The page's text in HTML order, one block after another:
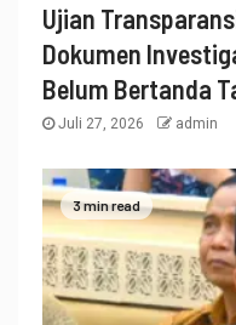
Ujian
Dokumen
Belum Bertanda
Juli 27, 2026 admin
3 min read